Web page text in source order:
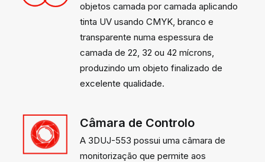
objetos camada por camada aplicando
tinta UV usando CMYK, branco e
transparente numa espessura de
camada de 22, 32 ou 42 mícrons,
produzindo um objeto finalizado de
excelente qualidade.
Câmara de Controlo
A 3DUJ-553 possui uma câmara de
monitorização que permite aos